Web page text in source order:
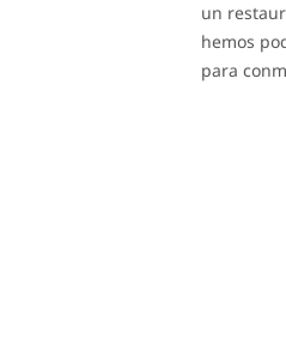
un
hemos
para